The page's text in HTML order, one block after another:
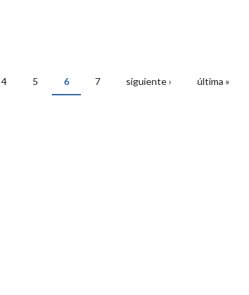
4 5 6 7 siguiente › última »